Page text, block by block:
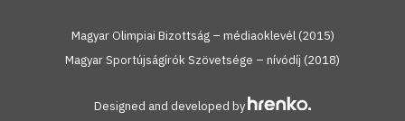
Magyar Olimpiai Bizottság – médiaoklevél (2015)
Magyar Sportújságírók Szövetsége – nívódíj (2018)
Designed and developed by